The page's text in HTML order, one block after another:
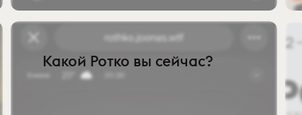
Какой Ротко вы сейчас?